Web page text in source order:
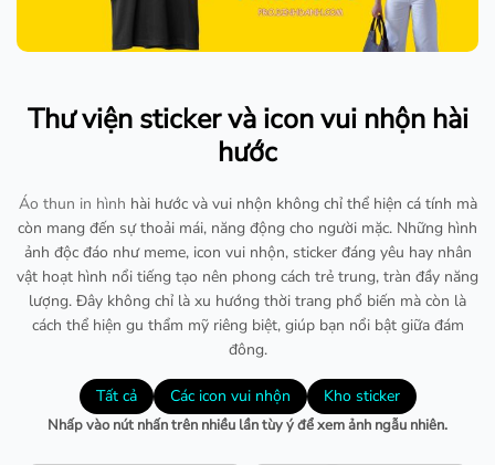
Thư viện sticker và icon vui nhộn hài
hước
Áo thun in hình hài hước và vui nhộn không chỉ thể hiện cá tính mà
còn mang đến sự thoải mái, năng động cho người mặc. Những hình
ảnh độc đáo như meme, icon vui nhộn, sticker đáng yêu hay nhân
vật hoạt hình nổi tiếng tạo nên phong cách trẻ trung, tràn đầy năng
lượng. Đây không chỉ là xu hướng thời trang phổ biến mà còn là
cách thể hiện gu thẩm mỹ riêng biệt, giúp bạn nổi bật giữa đám
đông.
Tất cả Các icon vui nhộn Kho sticker
Nhấp vào nút nhấn trên nhiều lần tùy ý để xem ảnh ngẫu nhiên.